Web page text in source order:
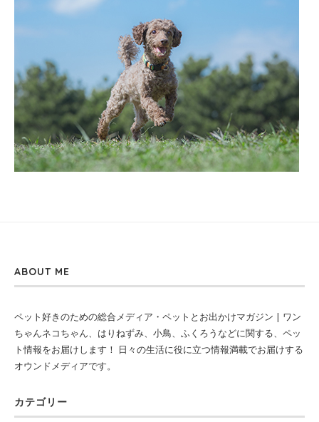
ABOUT ME
ペット好きのための総合メディア・ペットとお出かけマガジン | ワン
ちゃんネコちゃん、はりねずみ、小鳥、ふくろうなどに関する、ペッ
ト情報をお届けします！ 日々の生活に役に立つ情報満載でお届けする
オウンドメディアです。
カテゴリー